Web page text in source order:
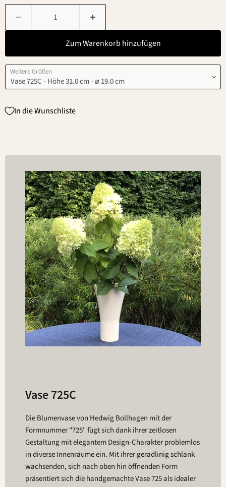
Zum Warenkorb hinzufügen
Weitere Größen
In die Wunschliste
Vase 725C
Die Blumenvase von Hedwig Bollhagen mit der
Formnummer "725" fügt sich dank ihrer zeitlosen
Gestaltung mit elegantem Design-Charakter problemlos
in diverse Innenräume ein. Mit ihrer geradlinig schlank
wachsenden, sich nach oben hin öffnenden Form
präsentiert sich die handgemachte Vase 725 als idealer